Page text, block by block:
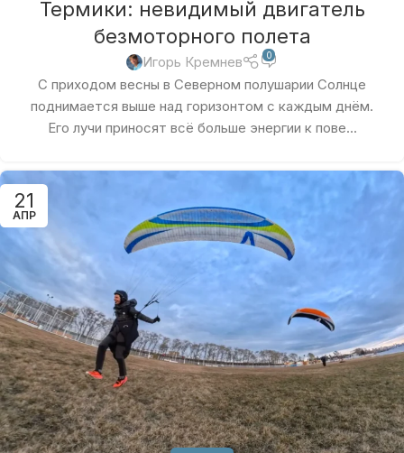
Термики: невидимый двигатель
безмоторного полета
Игорь Кремнев 0
С приходом весны в Северном полушарии Солнце
поднимается выше над горизонтом с каждым днём.
Его лучи приносят всё больше энергии к пове...
21
АПР